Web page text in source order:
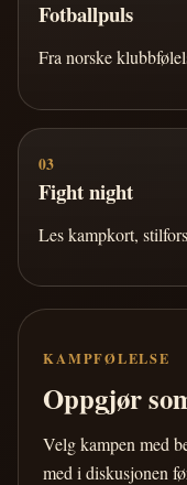
Fotballpuls
Fra norske
03
Fight night
Les kampkort,
KAMPFØLELSE
Oppgjør
Velg kampen med
med i diskusjonen